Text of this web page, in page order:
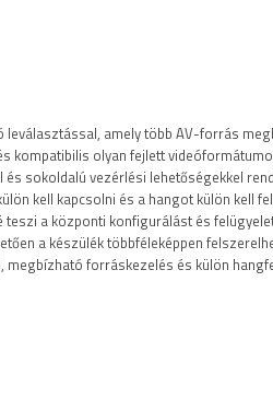
leválasztással, amely több AV-forrás
olyan fejlett
sokoldalú vezérlési lehetőségekkel
kell kapcsolni és a hangot külön kell
teszi a központi konfigurálást és
a készülék többféleképpen
forráskezelés és külön